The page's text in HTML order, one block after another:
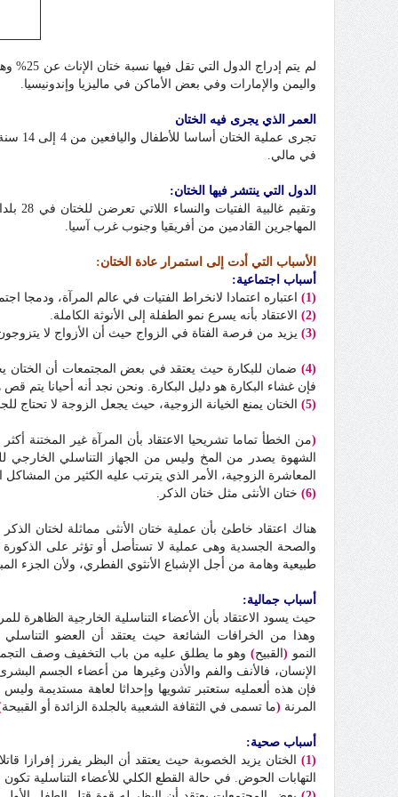
لم يتم إدراج الدول التي تقل فيها نسبة ختان الإناث عن 25% وهذه الدول هي:
واليمن والإمارات وفي بعض الأماكن في ماليزيا وإندونيسيا.
العمر الذي يجرى فيه الختان
في مالي.
الدول التي ينتشر فيها الختان:
المهاجرين القادمين من أفريقيا وجنوب غرب آسيا.
الأسباب التي أدت إلى استمرار عادة الختان:
أسباب اجتماعية:
(1)
اعتباره اعتمادا لانخراط الفتيات في عالم المرآة، ودمجا
(2)
الاعتقاد بأنه يسرع نمو الطفلة إلى الأنوثة الكاملة.
(3)
يزيد من فرصة الفتاة في الزواج حيث أن الأزواج لا
(4)
ضمان للبكارة حيث يعتقد في بعض المجتمعات أن
فإن غشاء البكارة هو دليل البكارة. ونحن نجد أنه أحيانا يتم
(5)
الختان يمنع الخيانة الزوجية، حيث يجعل الزوجة لا تحتاج
(من الخطأ تماما تشريحيا الاعتقاد بأن المرآة غير المختنة
الشهوة يصدر من المخ وليس من الجهاز التناسلي الخارجي
المعاشرة الزوجية، الأمر الذي يترتب عليه الكثير من المشاكل
(6)
ختان الأنثى مثل ختان الذكر .
هناك اعتقاد خاطئ بأن عملية ختان الأنثى مماثلة لختان
والصحة الجسدية وهى عملية لا تستأصل أو تؤثر على الذكورة
طبيعية وهامة من أجل الإشباع الأنثوي الفطري، ولأن الجزء
أسباب جمالية:
حيث يسود الاعتقاد بأن الأعضاء التناسلية الخارجية الظاهرة
وهذا من الخرافات الشائعة حيث يعتقد أن العضو
النمو ( القبيح) وهو ما يطلق عليه من باب التخفيف وصف
الإنسان، فالأنف والفم والأذن وغيرها من أعضاء الجسم
فإن هذه ألعمليه ستعتبر تشويها وإحداثا لعاهة مستديمة
المرنة (ما تسمى في الثقافة الشعبية بالجلدة الزائدة أو القبيحة
أسباب صحية:
(1)
الختان يزيد الخصوبة حيث يعتقد أن البظر يفرز إفرازا
التهابات الحوض. في حالة القطع الكلي للأعضاء التناسلية